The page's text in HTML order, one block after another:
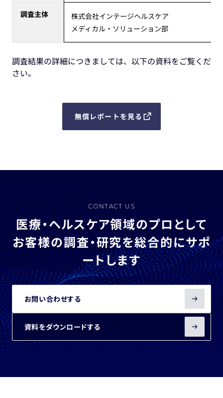
調査主体
株式会社インテージヘルスケア
メディカル・ソリューション部
調査結果の詳細につきましては、以下の資料をご覧くだ
さい。
無償レポートを見る
CONTACT US
医療・ヘルスケア領域のプロとして
お客様の調査・研究を総合的にサポ
ートします
お問い合わせする
資料をダウンロードする